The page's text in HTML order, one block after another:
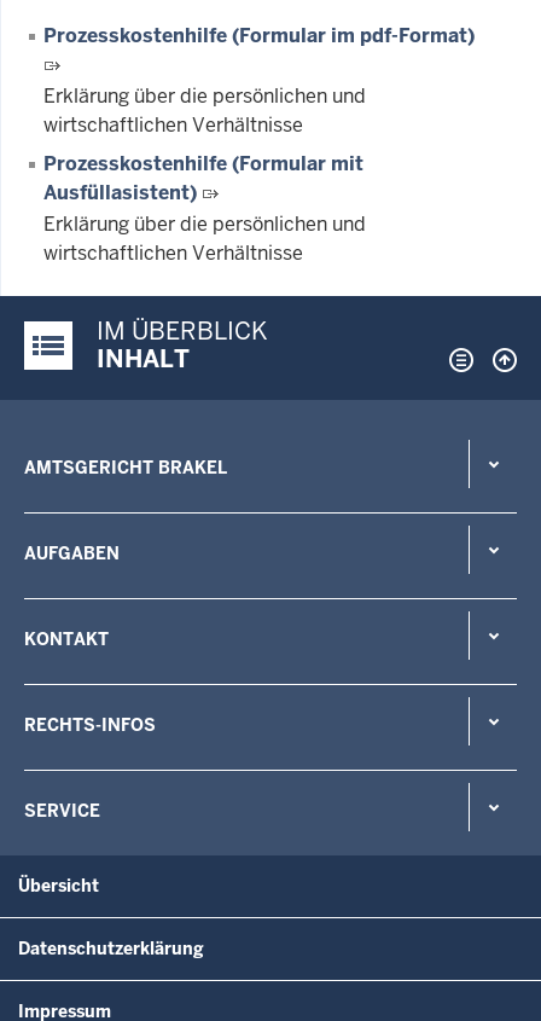
Prozesskostenhilfe (Formular im pdf-Format)
Erklärung über die persönlichen und
wirtschaftlichen Verhältnisse
Prozesskostenhilfe (Formular mit
Ausfüllasistent)
Erklärung über die persönlichen und
wirtschaftlichen Verhältnisse
Justiz-Portal im Überblick:
IM ÜBERBLICK
INHALT
AMTSGERICHT BRAKEL
AUFGABEN
KONTAKT
RECHTS-INFOS
SERVICE
Übersicht
Datenschutzerklärung
Impressum